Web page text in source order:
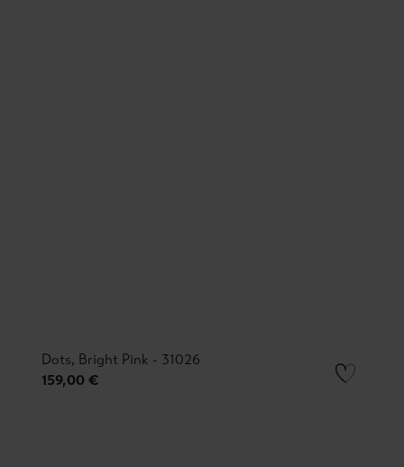
Dots, Bright Pink - 31026
159,00 €